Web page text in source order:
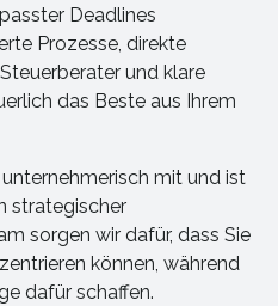
Deadlines
Prozesse, direkte
und klare
das Beste aus Ihrem
mit und ist
strategischer
sorgen wir dafür, dass Sie
können, während
dafür schaffen.